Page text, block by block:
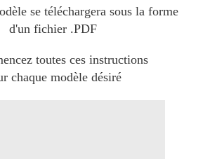
se téléchargera sous la forme
d'un fichier .PDF
toutes ces instructions
chaque modèle désiré